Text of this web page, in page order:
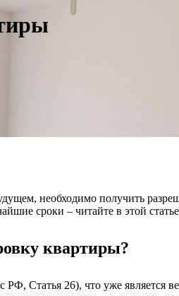
необходимо получить
сроки – читайте в этой
квартиры?
Статья 26), что уже является